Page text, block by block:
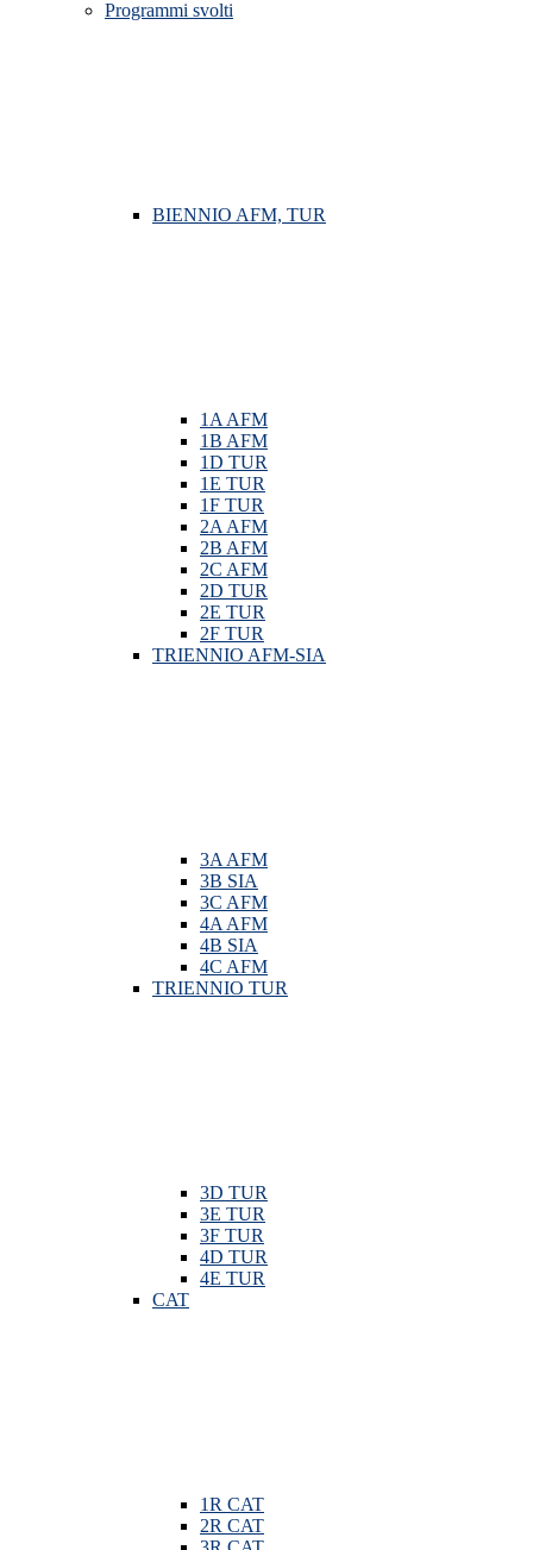
Programmi svolti
BIENNIO AFM, TUR
1A AFM
1B AFM
1D TUR
1E TUR
1F TUR
2A AFM
2B AFM
2C AFM
2D TUR
2E TUR
2F TUR
TRIENNIO AFM-SIA
3A AFM
3B SIA
3C AFM
4A AFM
4B SIA
4C AFM
TRIENNIO TUR
3D TUR
3E TUR
3F TUR
4D TUR
4E TUR
CAT
1R CAT
2R CAT